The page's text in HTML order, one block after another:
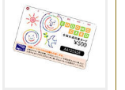
知ること
ました。 お庭が